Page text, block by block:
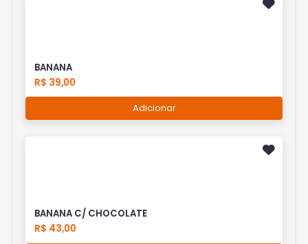
BANANA
R$ 39,00
Adicionar
BANANA C/ CHOCOLATE
R$ 43,00